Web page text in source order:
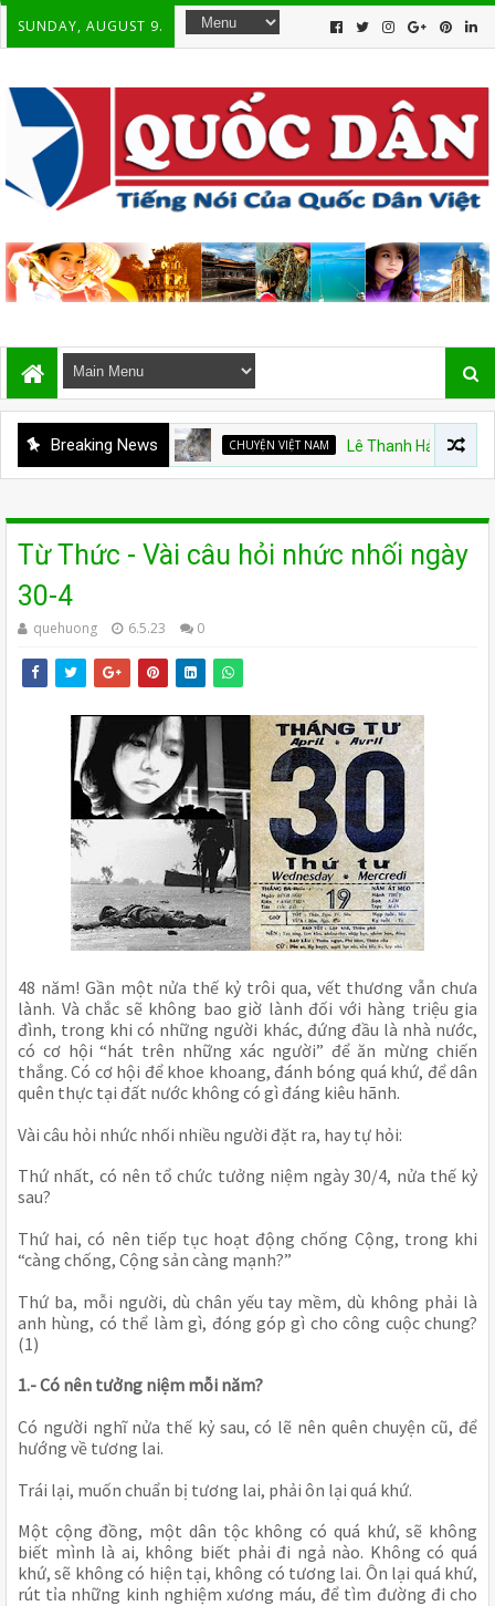
SUNDAY, AUGUST 9.
Breaking NewsCHUYỆN VIỆT NAM Lê Thanh Hải và trách nhiệm
Từ Thức - Vài câu hỏi nhức nhối ngày
30-4
quehuong 6.5.23 0
48 năm! Gần một nửa thế kỷ trôi qua, vết thương vẫn chưa
lành. Và chắc sẽ không bao giờ lành đối với hàng triệu gia
đình, trong khi có những người khác, đứng đầu là nhà nước,
có cơ hội “hát trên những xác người” để ăn mừng chiến
thắng. Có cơ hội để khoe khoang, đánh bóng quá khứ, để dân
quên thực tại đất nước không có gì đáng kiêu hãnh.
Vài câu hỏi nhức nhối nhiều người đặt ra, hay tự hỏi:
Thứ nhất, có nên tổ chức tưởng niệm ngày 30/4, nửa thế kỷ
sau?
Thứ hai, có nên tiếp tục hoạt động chống Cộng, trong khi
“càng chống, Cộng sản càng mạnh?”
Thứ ba, mỗi người, dù chân yếu tay mềm, dù không phải là
anh hùng, có thể làm gì, đóng góp gì cho công cuộc chung?
(1)
1.- Có nên tưởng niệm mỗi năm?
Có người nghĩ nửa thế kỷ sau, có lẽ nên quên chuyện cũ, để
hướng về tương lai.
Trái lại, muốn chuẩn bị tương lai, phải ôn lại quá khứ.
Một cộng đồng, một dân tộc không có quá khứ, sẽ không
biết mình là ai, không biết phải đi ngả nào. Không có quá
khứ, sẽ không có hiện tại, không có tương lai. Ôn lại quá khứ,
rút tỉa những kinh nghiệm xương máu, để tìm đường đi cho